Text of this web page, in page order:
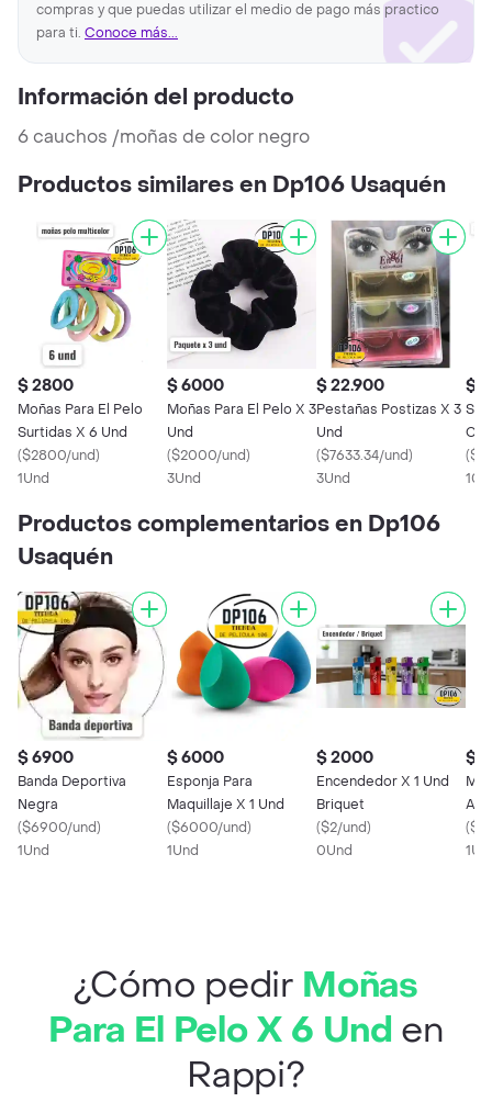
compras y que puedas utilizar el medio de pago más practico
para ti. Conoce más...
Información del producto
6 cauchos /moñas de color negro
Productos similares en Dp106 Usaquén
$ 2800
Moñas Para El Pelo
Surtidas X 6 Und
($2800/und)
1Und
$ 6000
Moñas Para El Pelo X 3
Und
($2000/und)
3Und
$ 22.900
Pestañas Postizas X 3
Und
($7633.34/und)
3Und
$
(
Productos complementarios en Dp106
Usaquén
$ 6900
Banda Deportiva
Negra
($6900/und)
1Und
$ 6000
Esponja Para
Maquillaje X 1 Und
($6000/und)
1Und
$ 2000
Encendedor X 1 Und
Briquet
($2/und)
0Und
$
Azul
(
¿Cómo pedir Moñas
Para El Pelo X 6 Und en
Rappi?